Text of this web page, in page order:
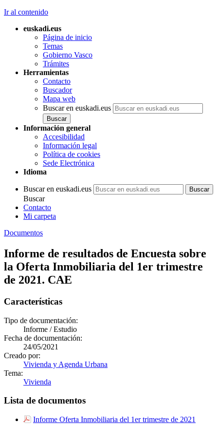
Ir al contenido
euskadi.eus
Página de inicio
Temas
Gobierno Vasco
Trámites
Herramientas
Contacto
Buscador
Mapa web
Buscar en euskadi.eus
Información general
Accesibilidad
Información legal
Política de cookies
Sede Electrónica
Idioma
Buscar en euskadi.eus
Buscar
Contacto
Mi carpeta
Documentos
Informe de resultados de Encuesta sobre
la Oferta Inmobiliaria del 1er trimestre
de 2021. CAE
Características
Tipo de documentación:
Informe / Estudio
Fecha de documentación:
24/05/2021
Creado por:
Vivienda y Agenda Urbana
Tema:
Vivienda
Lista de documentos
Informe Oferta Inmobiliaria del 1er trimestre de 2021